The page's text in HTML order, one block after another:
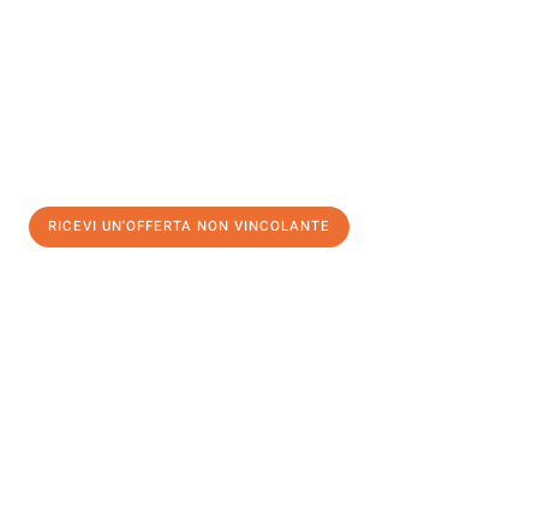
RICEVI UN'OFFERTA NON VINCOLANTE